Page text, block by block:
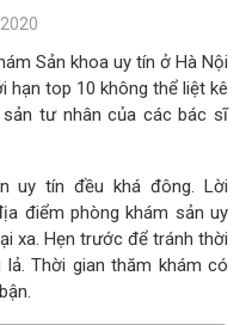
Sản khoa uy tín ở Hà Nội
hạn top 10 không thể liệt kê
tư nhân của các bác sĩ
uy tín đều khá đông. Lời
điểm phòng khám sản uy
xa. Hẹn trước để tránh thời
Thời gian thăm khám có